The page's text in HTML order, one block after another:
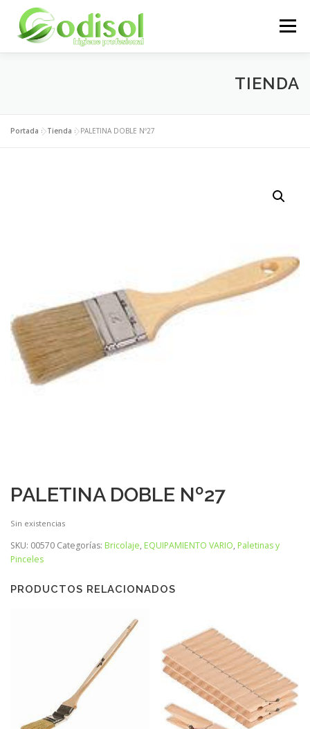
contenido
Menú
ÁREA CLIENTES CONTACTO
TIENDA
Portada »Tienda »PALETINA DOBLE Nº27
PALETINA DOBLE Nº27
Sin existencias
SKU: 00570 Categorías: Bricolaje, EQUIPAMIENTO VARIO, Paletinas y
Pinceles
PRODUCTOS RELACIONADOS